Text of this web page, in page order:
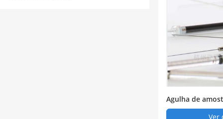
Agulha de
or automático
Ver